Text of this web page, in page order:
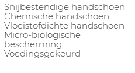
Snijbestendige handschoen
Chemische handschoen
Vloeistofdichte handschoen
Micro-biologische
bescherming
Voedingsgekeurd